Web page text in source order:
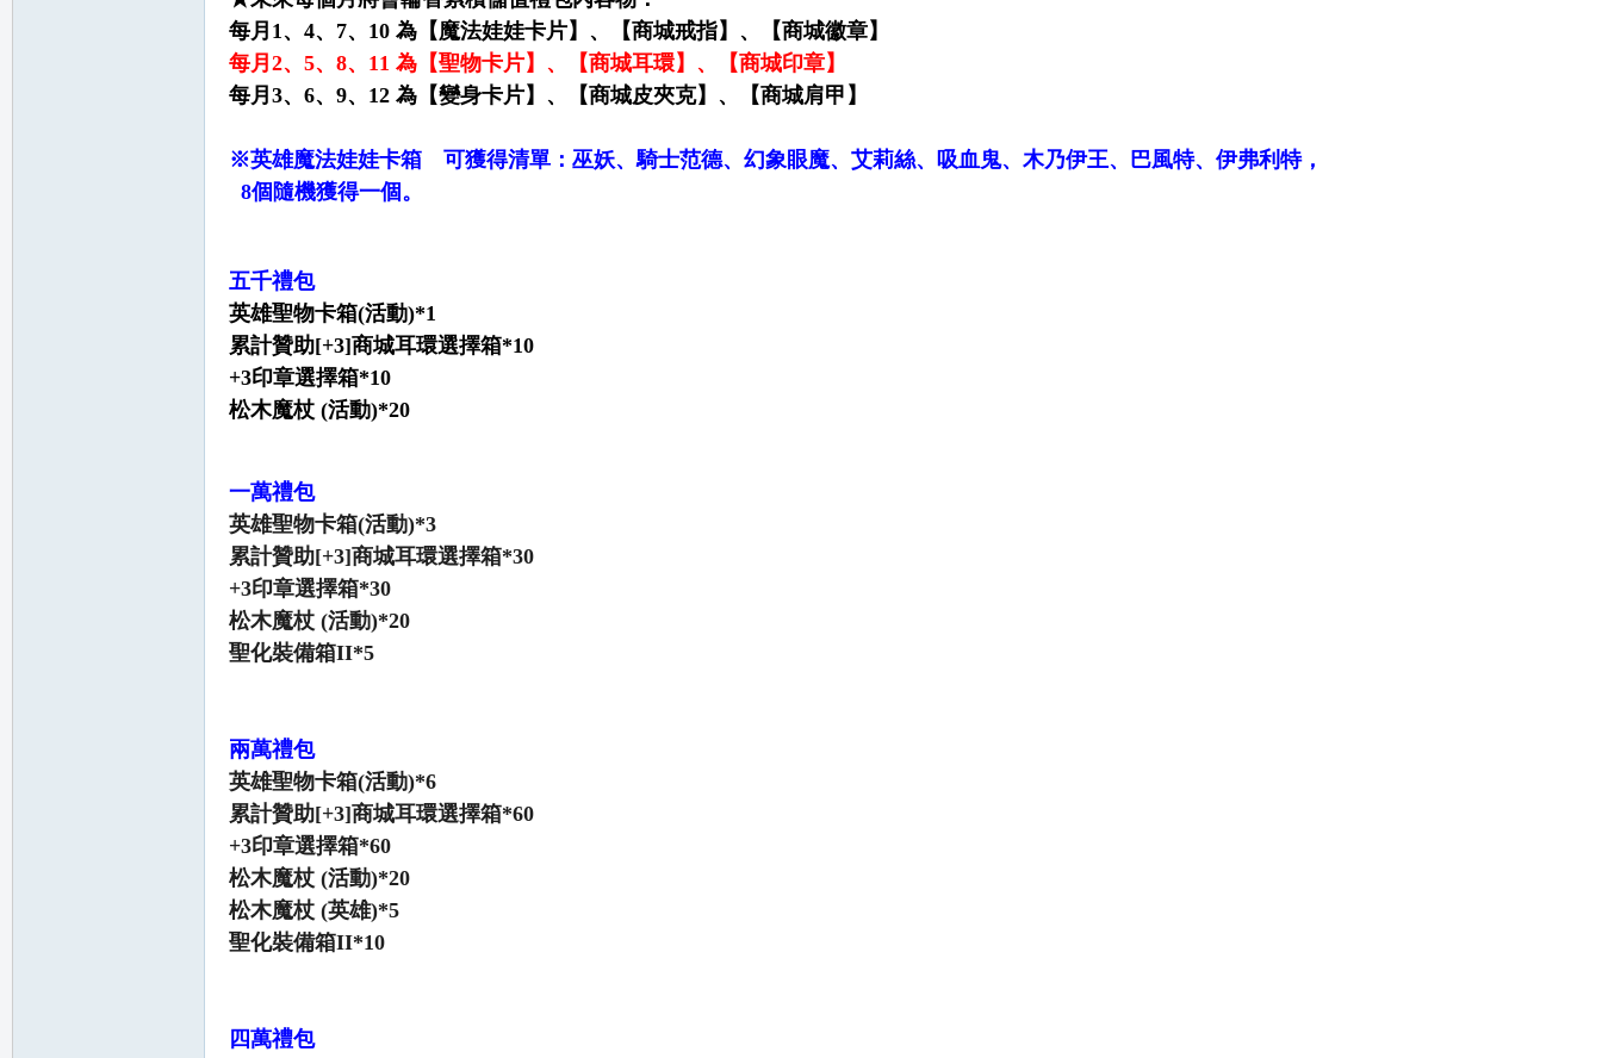
每月1、4、7、10 為【魔法娃娃卡片】、【商城戒指】、【商城徽章】
每月2、5、8、11 為【聖物卡片】、【商城耳環】、【商城印章】
每月3、6、9、12 為【變身卡片】、【商城皮夾克】、【商城肩甲】
※英雄魔法娃娃卡箱 可獲得清單：巫妖、騎士范德、幻象眼魔、艾莉絲、吸血鬼、木乃伊王、巴風特、伊弗利特，
8個隨機獲得一個。
五千禮包
英雄聖物卡箱(活動)*1
累計贊助[+3]商城耳環選擇箱*10
+3印章選擇箱*10
松木魔杖 (活動)*20
一萬禮包
英雄聖物卡箱(活動)*3
累計贊助[+3]商城耳環選擇箱*30
+3印章選擇箱*30
松木魔杖 (活動)*20
聖化裝備箱II*5
兩萬禮包
英雄聖物卡箱(活動)*6
累計贊助[+3]商城耳環選擇箱*60
+3印章選擇箱*60
松木魔杖 (活動)*20
松木魔杖 (英雄)*5
聖化裝備箱II*10
四萬禮包